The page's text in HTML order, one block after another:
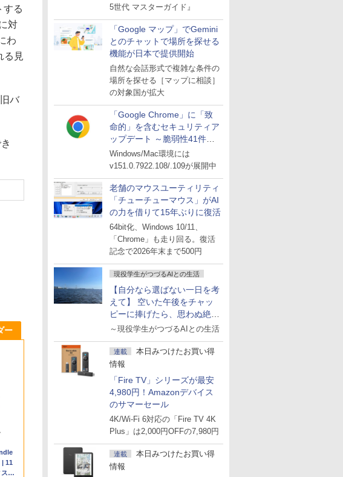
5世代 マスターガイド』
「Google マップ」でGemini
とのチャットで場所を探せる
機能が日本で提供開始
自然な会話形式で複雑な条件の
場所を探せる［マップに相談］
の対象国が拡大
「Google Chrome」に「致
命的」を含むセキュリティア
ップデート ～脆弱性41件に
対処
Windows/Mac環境には
v151.0.7922.108/.109が展開中
老舗のマウスユーティリティ
「チューチューマウス」がAI
の力を借りて15年ぶりに復活
64bit化、Windows 10/11、
「Chrome」も走り回る。復活
記念で2026年末まで500円
現役学生がつづるAIとの生活
【自分なら選ばない一日を考
えて】 空いた午後をチャッ
ピーに捧げたら、思わぬ絶景
に出会った話
～現役学生がつづるAIとの生活
連載
本日みつけたお買い得
情報
「Fire TV」シリーズが最安
4,980円！Amazonデバイス
のサマーセール
4K/Wi-Fi 6対応の「Fire TV 4K
Plus」は2,000円OFFの7,980円
連載
本日みつけたお買い得
情報
する
対
わ
る見
バ
ン
ー
ラ
ハ
フ
ー
11
プ